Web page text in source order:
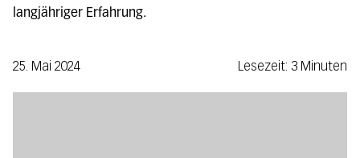
langjähriger Erfahrung.
25. Mai 2024 Lesezeit: 3 Minuten